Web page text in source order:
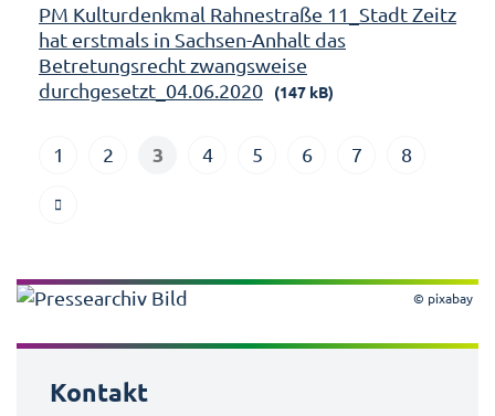
PM Kulturdenkmal Rahnestraße 11_Stadt Zeitz
hat erstmals in Sachsen-Anhalt das
Betretungsrecht zwangsweise
durchgesetzt_04.06.2020
(147 kB)
1 2 3 4 5 6 7 8
© pixabay
Kontakt